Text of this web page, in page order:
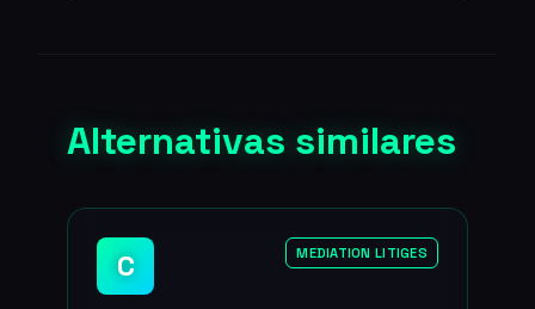
Alternativas similares
C MEDIATION LITIGES